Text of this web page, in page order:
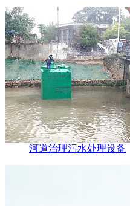
河道治理污水处理设备